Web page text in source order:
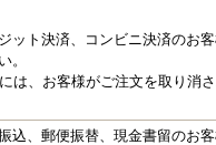
ット決済、コンビニ決済のお客
。
は、お客様がご注文を取り消
込、郵便振替、現金書留のお客